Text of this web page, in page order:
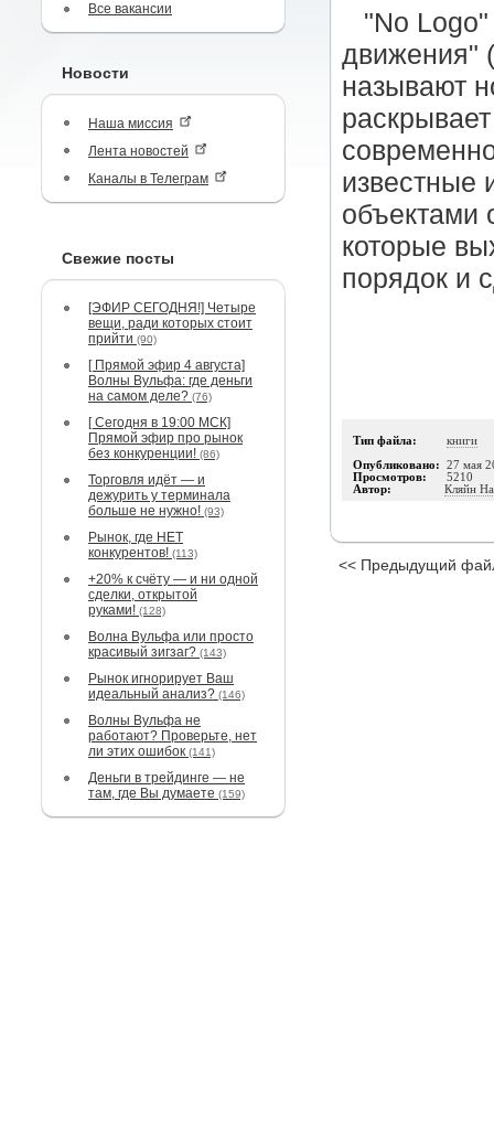
Все вакансии
Новости
Наша миссия
Лента новостей
Каналы в Телеграм
Свежие посты
[ЭФИР СЕГОДНЯ!] Четыре
вещи, ради которых стоит
прийти (90)
[ Прямой эфир 4 августа]
Волны Вульфа: где деньги
на самом деле? (76)
[ Сегодня в 19:00 МСК]
Прямой эфир про рынок
без конкуренции! (86)
Торговля идёт — и
дежурить у терминала
больше не нужно! (93)
Рынок, где НЕТ
конкурентов! (113)
+20% к счёту — и ни одной
сделки, открытой
руками! (128)
Волна Вульфа или просто
красивый зигзаг? (143)
Рынок игнорирует Ваш
идеальный анализ? (146)
Волны Вульфа не
работают? Проверьте, нет
ли этих ошибок (141)
Деньги в трейдинге — не
там, где Вы думаете (159)
"No Logo"
движения"
называют
известные
объектами
которые
порядок и
Тип файла: книги
Опубликовано: 27 мая
Просмотров: 5210
Автор: Кляйн
<< Предыдущий